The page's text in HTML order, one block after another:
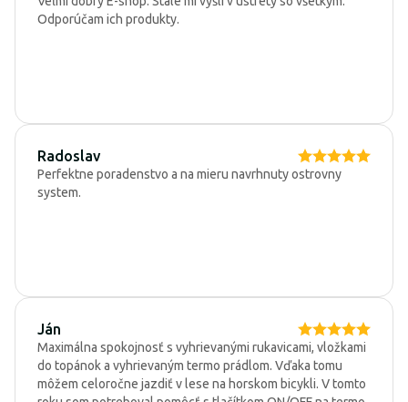
Odporúčam ich produkty.
Radoslav
Perfektne poradenstvo a na mieru navrhnuty ostrovny
system.
Ján
Maximálna spokojnosť s vyhrievanými rukavicami, vložkami
do topánok a vyhrievaným termo prádlom. Vďaka tomu
môžem celoročne jazdiť v lese na horskom bicykli. V tomto